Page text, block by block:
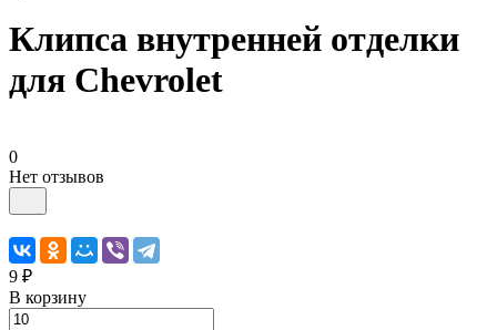
Клипса внутренней отделки
для Chevrolet
0
Нет отзывов
9 ₽
В корзину